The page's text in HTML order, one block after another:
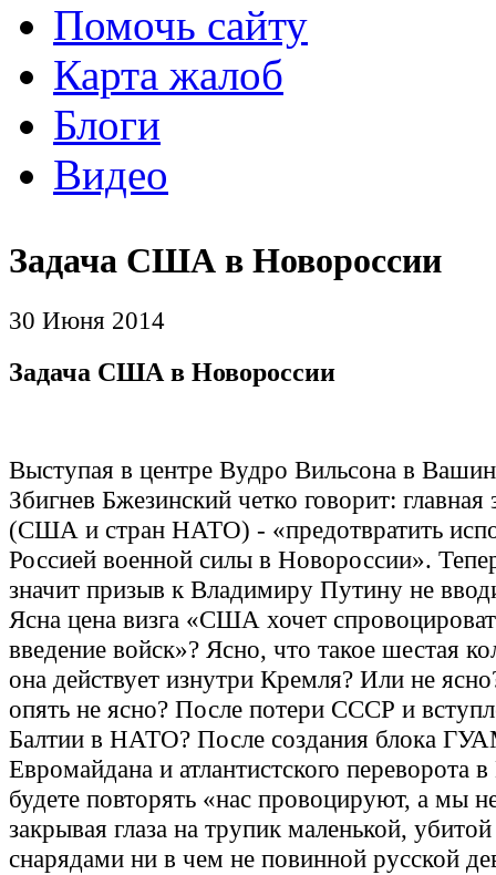
Помочь сайту
Карта жалоб
Блоги
Видео
Задача США в Новороссии
30 Июня 2014
Задача США в Новороссии
Выступая в центре Вудро Вильсона в
Збигнев Бжезинский четко говорит: главная
(США и стран НАТО) - «предотвратить
Россией военной силы в Новороссии».
значит призыв к Владимиру Путину не
Ясна цена визга «США хочет
введение войск»? Ясно, что такое шестая
она действует изнутри Кремля? Или не
опять не ясно? После потери СССР и
Балтии в НАТО? После создания блока
Евромайдана и атлантистского переворота
будете повторять «нас провоцируют, а мы
закрывая глаза на трупик маленькой,
снарядами ни в чем не повинной русской